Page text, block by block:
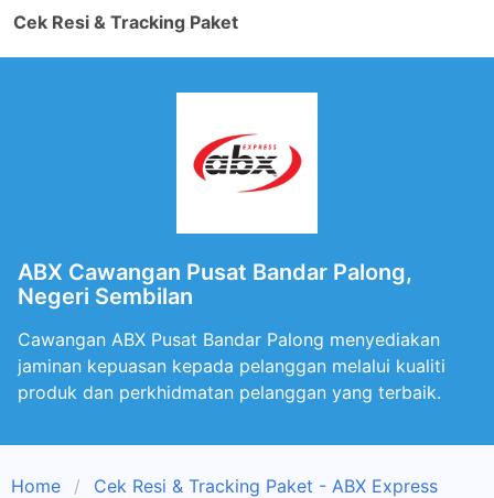
Cek Resi & Tracking Paket
ABX Cawangan Pusat Bandar Palong,
Negeri Sembilan
Cawangan ABX Pusat Bandar Palong menyediakan
jaminan kepuasan kepada pelanggan melalui kualiti
produk dan perkhidmatan pelanggan yang terbaik.
Home
Cek Resi & Tracking Paket - ABX Express